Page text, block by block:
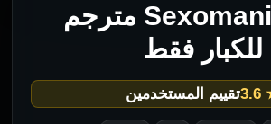
فيلم Sexomania مترجم
للكبار فقط
تقييم المستخدمين